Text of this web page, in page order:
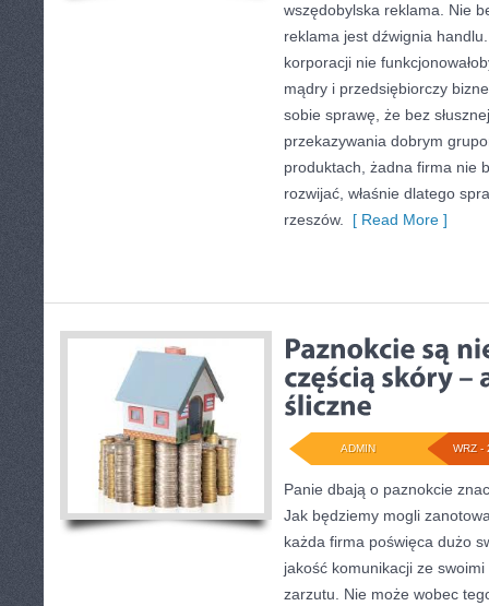
wszędobylska reklama. Nie
reklama jest dźwignia
korporacji nie
mądry i przedsiębiorczy
sobie sprawę, że bez
przekazywania dobrym
produktach, żadna firma nie
rozwijać, właśnie dlatego
rzeszów.
[ Read More ]
WRZ -
ADMIN
Panie dbają o paznokcie
Jak będziemy mogli
każda firma poświęca dużo
jakość komunikacji ze
zarzutu. Nie może wobec